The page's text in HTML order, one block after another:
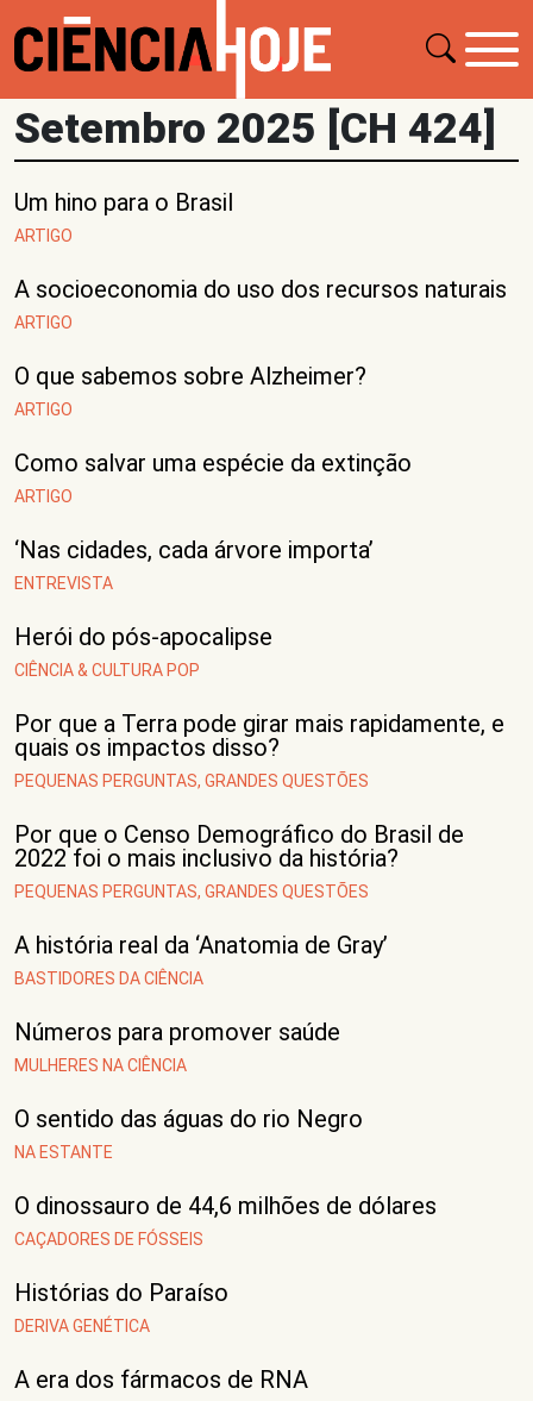
Setembro 2025 [CH 424]
Um hino para o Brasil
ARTIGO
A socioeconomia do uso dos recursos naturais
ARTIGO
O que sabemos sobre Alzheimer?
ARTIGO
Como salvar uma espécie da extinção
ARTIGO
‘Nas cidades, cada árvore importa’
ENTREVISTA
Herói do pós-apocalipse
CIÊNCIA & CULTURA POP
Por que a Terra pode girar mais rapidamente, e
quais os impactos disso?
PEQUENAS PERGUNTAS, GRANDES QUESTÕES
Por que o Censo Demográfico do Brasil de
2022 foi o mais inclusivo da história?
PEQUENAS PERGUNTAS, GRANDES QUESTÕES
A história real da ‘Anatomia de Gray’
BASTIDORES DA CIÊNCIA
Números para promover saúde
MULHERES NA CIÊNCIA
O sentido das águas do rio Negro
NA ESTANTE
O dinossauro de 44,6 milhões de dólares
CAÇADORES DE FÓSSEIS
Histórias do Paraíso
DERIVA GENÉTICA
A era dos fármacos de RNA